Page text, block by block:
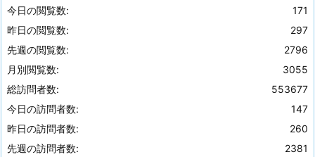
171
今日の閲覧数:
297
昨日の閲覧数:
2796
先週の閲覧数:
3055
月別閲覧数:
553677
総訪問者数:
147
今日の訪問者数:
260
昨日の訪問者数:
2381
先週の訪問者数: